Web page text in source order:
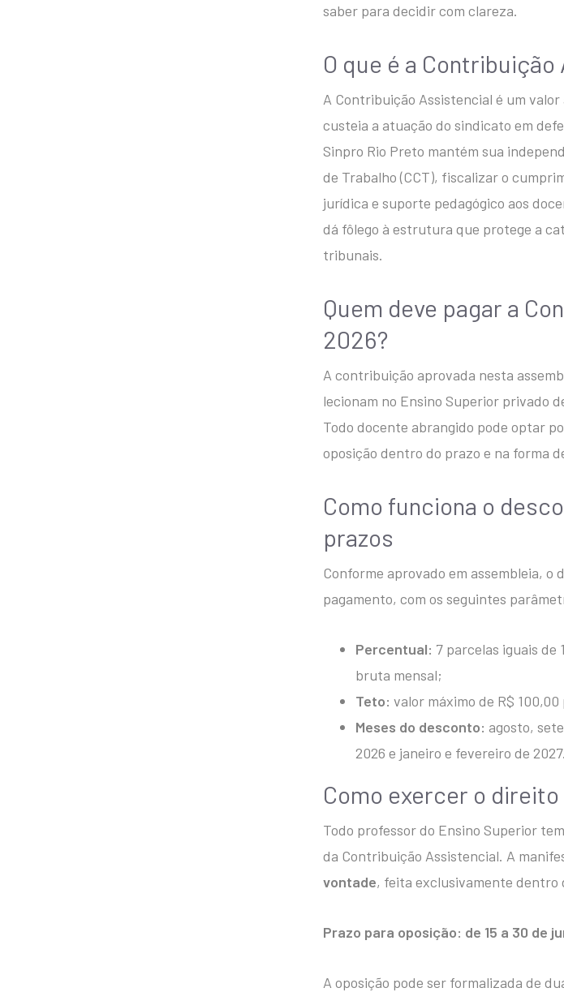
saber para decidir com clareza.
O que é a
A Contribuição Assistencial é um
custeia a atuação do sindicato em
Sinpro Rio Preto mantém sua
de Trabalho (CCT), fiscalizar o
jurídica e suporte pedagógico aos
dá fôlego à estrutura que protege a
tribunais.
Quem deve pagar a
2026?
A contribuição aprovada nesta
lecionam no Ensino Superior privado
Todo docente abrangido pode optar
oposição dentro do prazo e na forma
Como funciona o
prazos
Conforme aprovado em assembleia,
pagamento, com os seguintes
Percentual: 7 parcelas iguais de
bruta mensal;
Teto: valor máximo de R$
Meses do desconto: agosto,
2026 e janeiro e fevereiro de 2027.
Como exercer o
Todo professor do Ensino Superior
da Contribuição Assistencial. A
vontade, feita exclusivamente dentro
Prazo para oposição: de 15 a 30 de
A oposição pode ser formalizada de